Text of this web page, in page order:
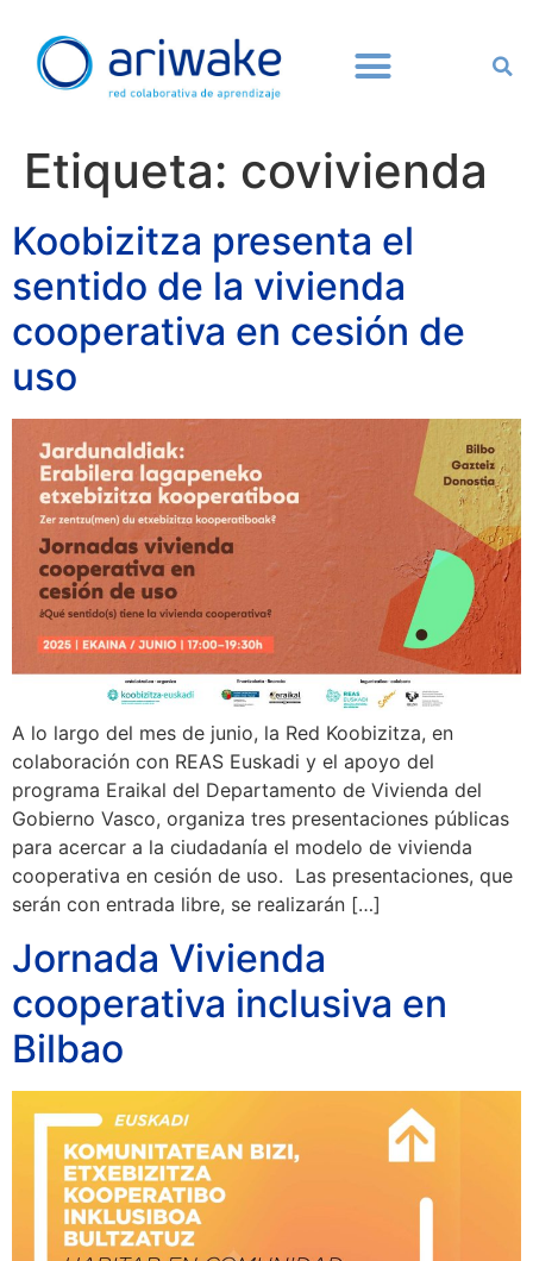
Etiqueta: covivienda
Koobizitza presenta el
sentido de la vivienda
cooperativa en cesión de
uso
A lo largo del mes de junio, la Red Koobizitza, en
colaboración con REAS Euskadi y el apoyo del
programa Eraikal del Departamento de Vivienda del
Gobierno Vasco, organiza tres presentaciones públicas
para acercar a la ciudadanía el modelo de vivienda
cooperativa en cesión de uso. Las presentaciones, que
serán con entrada libre, se realizarán […]
Jornada Vivienda
cooperativa inclusiva en
Bilbao